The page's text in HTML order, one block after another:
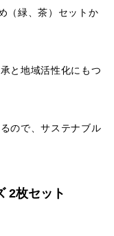
（緑、茶）セットか
と地域活性化にもつ
ので、サステナブル
2枚セット